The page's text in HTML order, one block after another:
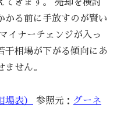
てきます。 売却を検討
かる前に手放すのが賢い
イナーチェンジが入っ
干相場が下がる傾向にあ
せん。
場表） 参照元： グーネ